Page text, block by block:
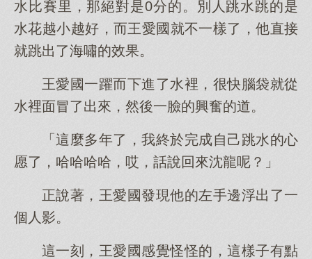
水比賽里，那絕對是0分的。別人跳水跳的是
水花越小越好，而王愛國就不一樣了，他直接
就跳出了海嘯的效果。
王愛國一躍而下進了水裡，很快腦袋就從
水裡面冒了出來，然後一臉的興奮的道。
「這麼多年了，我終於完成自己跳水的心
愿了，哈哈哈哈，哎，話說回來沈龍呢？」
正說著，王愛國發現他的左手邊浮出了一
個人影。
這一刻，王愛國感覺怪怪的，這樣子有點